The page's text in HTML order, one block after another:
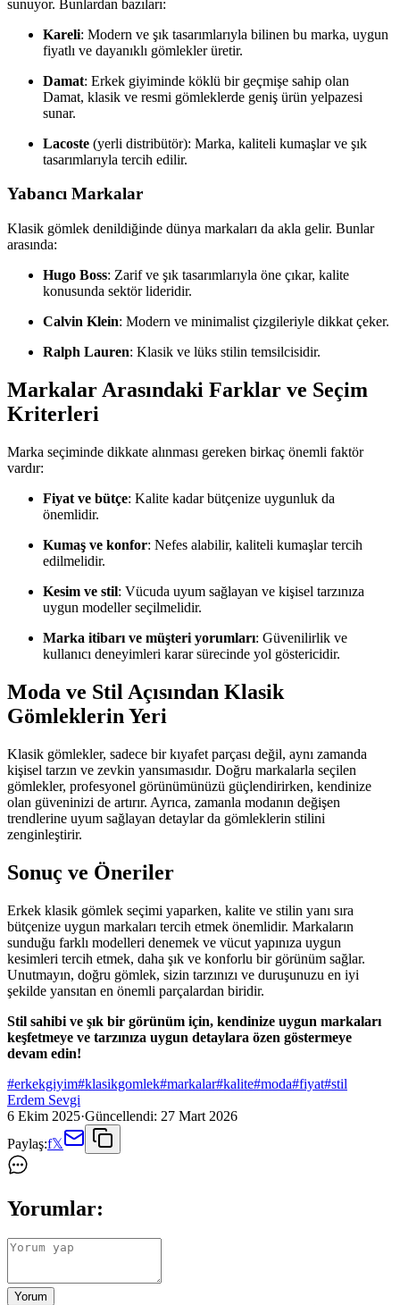
sunuyor. Bunlardan bazıları:
Kareli: Modern ve şık tasarımlarıyla bilinen bu marka, uygun
fiyatlı ve dayanıklı gömlekler üretir.
Damat: Erkek giyiminde köklü bir geçmişe sahip olan
Damat, klasik ve resmi gömleklerde geniş ürün yelpazesi
sunar.
Lacoste (yerli distribütör): Marka, kaliteli kumaşlar ve şık
tasarımlarıyla tercih edilir.
Yabancı Markalar
Klasik gömlek denildiğinde dünya markaları da akla gelir. Bunlar
arasında:
Hugo Boss: Zarif ve şık tasarımlarıyla öne çıkar, kalite
konusunda sektör lideridir.
Calvin Klein: Modern ve minimalist çizgileriyle dikkat çeker.
Ralph Lauren: Klasik ve lüks stilin temsilcisidir.
Markalar Arasındaki Farklar ve Seçim
Kriterleri
Marka seçiminde dikkate alınması gereken birkaç önemli faktör
vardır:
Fiyat ve bütçe: Kalite kadar bütçenize uygunluk da
önemlidir.
Kumaş ve konfor: Nefes alabilir, kaliteli kumaşlar tercih
edilmelidir.
Kesim ve stil: Vücuda uyum sağlayan ve kişisel tarzınıza
uygun modeller seçilmelidir.
Marka itibarı ve müşteri yorumları: Güvenilirlik ve
kullanıcı deneyimleri karar sürecinde yol göstericidir.
Moda ve Stil Açısından Klasik
Gömleklerin Yeri
Klasik gömlekler, sadece bir kıyafet parçası değil, aynı zamanda
kişisel tarzın ve zevkin yansımasıdır. Doğru markalarla seçilen
gömlekler, profesyonel görünümünüzü güçlendirirken, kendinize
olan güveninizi de artırır. Ayrıca, zamanla modanın değişen
trendlerine uyum sağlayan detaylar da gömleklerin stilini
zenginleştirir.
Sonuç ve Öneriler
Erkek klasik gömlek seçimi yaparken, kalite ve stilin yanı sıra
bütçenize uygun markaları tercih etmek önemlidir. Markaların
sunduğu farklı modelleri denemek ve vücut yapınıza uygun
kesimleri tercih etmek, daha şık ve konforlu bir görünüm sağlar.
Unutmayın, doğru gömlek, sizin tarzınızı ve duruşunuzu en iyi
şekilde yansıtan en önemli parçalardan biridir.
Stil sahibi ve şık bir görünüm için, kendinize uygun markaları
keşfetmeye ve tarzınıza uygun detaylara özen göstermeye
devam edin!
#erkekgiyim#klasikgomlek#markalar#kalite#moda#fiyat#stil
Erdem Sevgi
6 Ekim 2025·Güncellendi: 27 Mart 2026
Paylaş:f𝕏
Yorumlar:
Yorum